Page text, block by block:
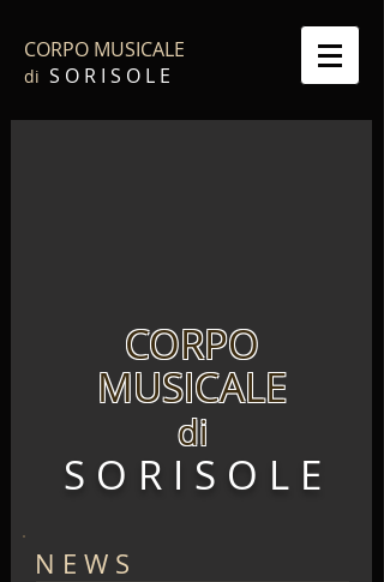
CORPO MUSICALE
di S O R I S O L E
CORPO
MUSICALE
di
S O R I S O L E
N E W S